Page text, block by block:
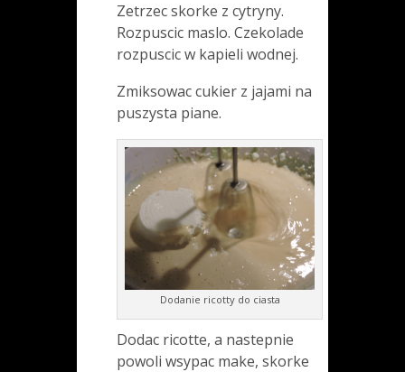
Zetrzec skorke z cytryny.
Rozpuscic maslo. Czekolade
rozpuscic w kapieli wodnej.
Zmiksowac cukier z jajami na
puszysta piane.
Dodanie ricotty do ciasta
Dodac ricotte, a nastepnie
powoli wsypac make, skorke